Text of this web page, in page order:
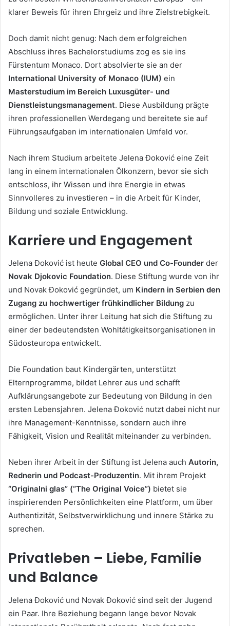
klarer Beweis für ihren Ehrgeiz und ihre Zielstrebigkeit.
Doch damit nicht genug: Nach dem erfolgreichen
Abschluss ihres Bachelorstudiums zog es sie ins
Fürstentum Monaco. Dort absolvierte sie an der
International University of Monaco (IUM) ein
Masterstudium im Bereich Luxusgüter- und
Dienstleistungsmanagement. Diese Ausbildung prägte
ihren professionellen Werdegang und bereitete sie auf
Führungsaufgaben im internationalen Umfeld vor.
Nach ihrem Studium arbeitete Jelena Đoković eine Zeit
lang in einem internationalen Ölkonzern, bevor sie sich
entschloss, ihr Wissen und ihre Energie in etwas
Sinnvolleres zu investieren – in die Arbeit für Kinder,
Bildung und soziale Entwicklung.
Karriere und Engagement
Jelena Đoković ist heute Global CEO und Co-Founder der
Novak Djokovic Foundation. Diese Stiftung wurde von ihr
und Novak Đoković gegründet, um Kindern in Serbien den
Zugang zu hochwertiger frühkindlicher Bildung zu
ermöglichen. Unter ihrer Leitung hat sich die Stiftung zu
einer der bedeutendsten Wohltätigkeitsorganisationen in
Südosteuropa entwickelt.
Die Foundation baut Kindergärten, unterstützt
Elternprogramme, bildet Lehrer aus und schafft
Aufklärungsangebote zur Bedeutung von Bildung in den
ersten Lebensjahren. Jelena Đoković nutzt dabei nicht nur
ihre Management-Kenntnisse, sondern auch ihre
Fähigkeit, Vision und Realität miteinander zu verbinden.
Neben ihrer Arbeit in der Stiftung ist Jelena auch Autorin,
Rednerin und Podcast-Produzentin. Mit ihrem Projekt
“Originalni glas” (“The Original Voice”) bietet sie
inspirierenden Persönlichkeiten eine Plattform, um über
Authentizität, Selbstverwirklichung und innere Stärke zu
sprechen.
Privatleben – Liebe, Familie
und Balance
Jelena Đoković und Novak Đoković sind seit der Jugend
ein Paar. Ihre Beziehung begann lange bevor Novak